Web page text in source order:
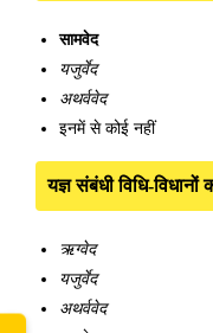
सामवेद
यजुर्वेद
अथर्ववेद
इनमें से कोई नहीं
यज्ञ संबंधी विधि-
ऋग्वेद
यजुर्वेद
अथर्ववेद